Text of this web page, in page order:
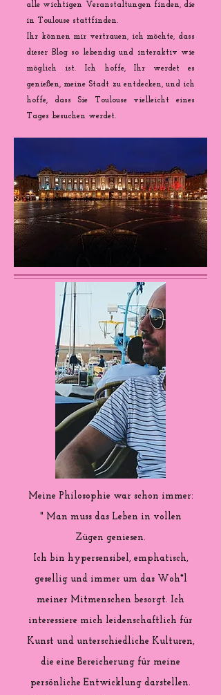
alle wichtigen Veranstaltungen finden, die
in Toulouse stattfinden.
Ihr können mir vertrauen, ich möchte, dass
dieser Blog so lebendig und interaktiv wie
möglich ist. Ich hoffe, Ihr werdet es
genießen, meine Stadt zu entdecken, und ich
hoffe, dass Sie Toulouse vielleicht eines
Tages besuchen werdet.
Meine Philosophie war schon immer:
" Man muss das Leben in vollen
Zügen geniesen.
Ich bin hypersensibel, emphatisch,
gesellig und immer um das Woh*l
meiner Mitmenschen besorgt. Ich
interessiere mich leidenschaftlich für
Kunst und unterschiedliche Kulturen,
die eine Bereicherung für meine
persönliche Entwicklung darstellen.